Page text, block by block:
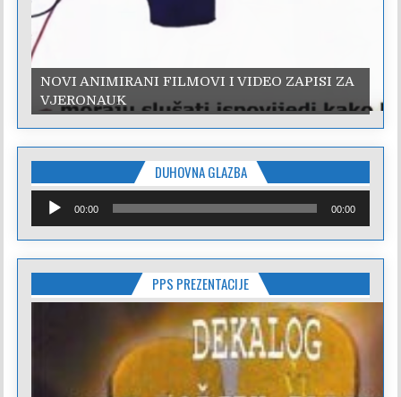
NOVI ANIMIRANI FILMOVI I VIDEO ZAPISI ZA
VJERONAUK
DUHOVNA GLAZBA
Reproduktor
audiozapisa
00:00 00:00
PPS PREZENTACIJE